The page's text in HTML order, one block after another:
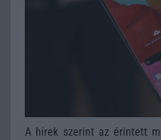
A hírek szerint az érintett